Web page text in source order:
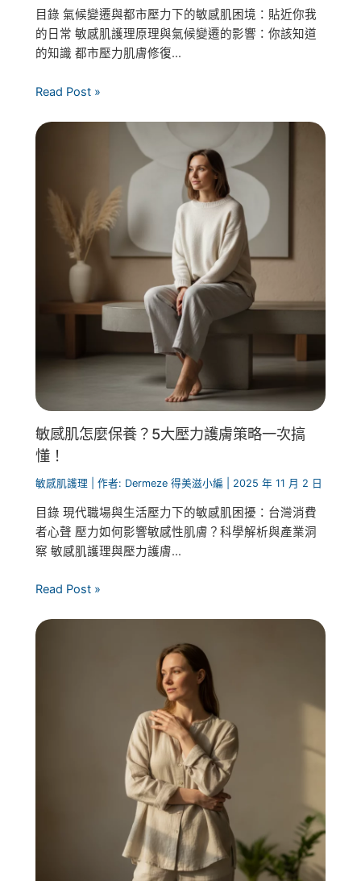
目錄 氣候變遷與都市壓力下的敏感肌困境：貼近你我
的日常 敏感肌護理原理與氣候變遷的影響：你該知道
的知識 都市壓力肌膚修復...
Read Post »
敏感肌怎麼保養？5大壓力護膚策略一次搞
懂！
敏感肌護理 | 作者: Dermeze 得美滋小編 2025 年 11 月 2 日
目錄 現代職場與生活壓力下的敏感肌困擾：台灣消費
者心聲 壓力如何影響敏感性肌膚？科學解析與產業洞
察 敏感肌護理與壓力護膚...
Read Post »